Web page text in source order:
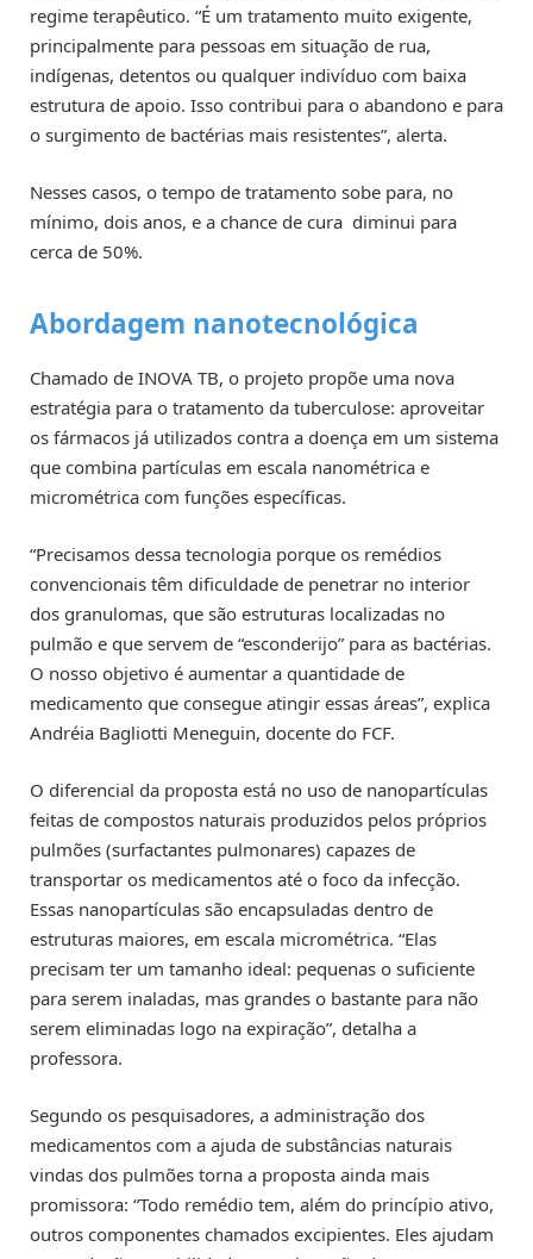
regime terapêutico. “É um tratamento muito exigente,
principalmente para pessoas em situação de rua,
indígenas, detentos ou qualquer indivíduo com baixa
estrutura de apoio. Isso contribui para o abandono e para
o surgimento de bactérias mais resistentes”, alerta.
Nesses casos, o tempo de tratamento sobe para, no
mínimo, dois anos, e a chance de cura diminui para
cerca de 50%.
Abordagem nanotecnológica
Chamado de INOVA TB, o projeto propõe uma nova
estratégia para o tratamento da tuberculose: aproveitar
os fármacos já utilizados contra a doença em um sistema
que combina partículas em escala nanométrica e
micrométrica com funções específicas.
“Precisamos dessa tecnologia porque os remédios
convencionais têm dificuldade de penetrar no interior
dos granulomas, que são estruturas localizadas no
pulmão e que servem de “esconderijo” para as bactérias.
O nosso objetivo é aumentar a quantidade de
medicamento que consegue atingir essas áreas”, explica
Andréia Bagliotti Meneguin, docente do FCF.
O diferencial da proposta está no uso de nanopartículas
feitas de compostos naturais produzidos pelos próprios
pulmões (surfactantes pulmonares) capazes de
transportar os medicamentos até o foco da infecção.
Essas nanopartículas são encapsuladas dentro de
estruturas maiores, em escala micrométrica. “Elas
precisam ter um tamanho ideal: pequenas o suficiente
para serem inaladas, mas grandes o bastante para não
serem eliminadas logo na expiração”, detalha a
professora.
Segundo os pesquisadores, a administração dos
medicamentos com a ajuda de substâncias naturais
vindas dos pulmões torna a proposta ainda mais
promissora: “Todo remédio tem, além do princípio ativo,
outros componentes chamados excipientes. Eles ajudam